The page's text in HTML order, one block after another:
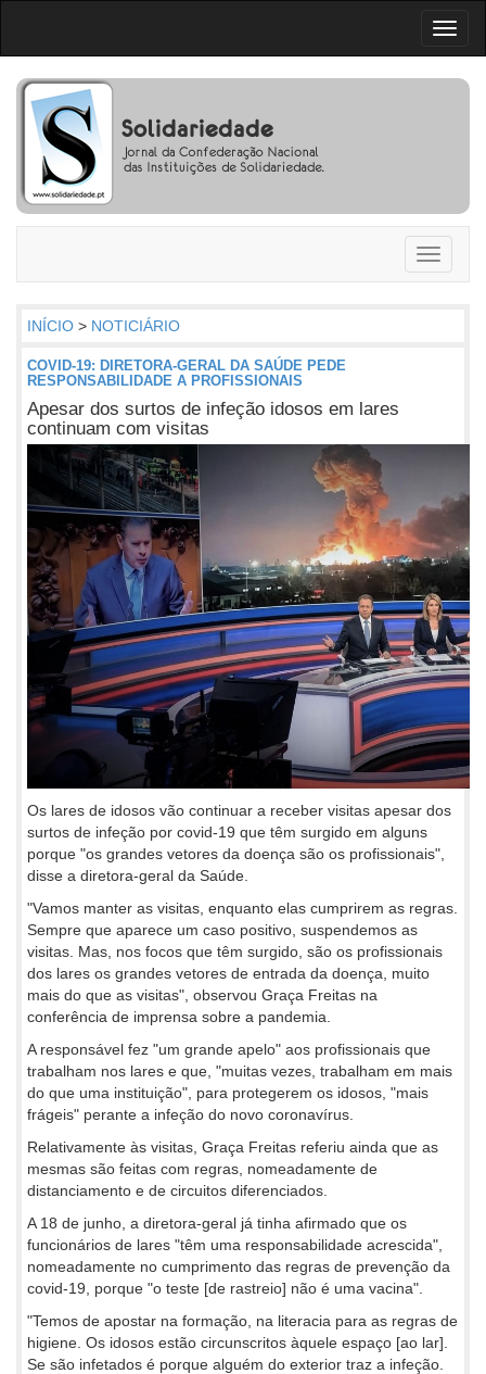
Toggle
INÍCIO > NOTICIÁRIO
COVID-19: DIRETORA-GERAL DA SAÚDE PEDE
RESPONSABILIDADE A PROFISSIONAIS
Apesar dos surtos de infeção idosos em lares
continuam com visitas
Os lares de idosos vão continuar a receber visitas apesar dos
surtos de infeção por covid-19 que têm surgido em alguns
porque "os grandes vetores da doença são os profissionais",
disse a diretora-geral da Saúde.
"Vamos manter as visitas, enquanto elas cumprirem as regras.
Sempre que aparece um caso positivo, suspendemos as
visitas. Mas, nos focos que têm surgido, são os profissionais
dos lares os grandes vetores de entrada da doença, muito
mais do que as visitas", observou Graça Freitas na
conferência de imprensa sobre a pandemia.
A responsável fez "um grande apelo" aos profissionais que
trabalham nos lares e que, "muitas vezes, trabalham em mais
do que uma instituição", para protegerem os idosos, "mais
frágeis" perante a infeção do novo coronavírus.
Relativamente às visitas, Graça Freitas referiu ainda que as
mesmas são feitas com regras, nomeadamente de
distanciamento e de circuitos diferenciados.
A 18 de junho, a diretora-geral já tinha afirmado que os
funcionários de lares "têm uma responsabilidade acrescida",
nomeadamente no cumprimento das regras de prevenção da
covid-19, porque "o teste [de rastreio] não é uma vacina".
"Temos de apostar na formação, na literacia para as regras de
higiene. Os idosos estão circunscritos àquele espaço [ao lar].
Se são infetados é porque alguém do exterior traz a infeção.